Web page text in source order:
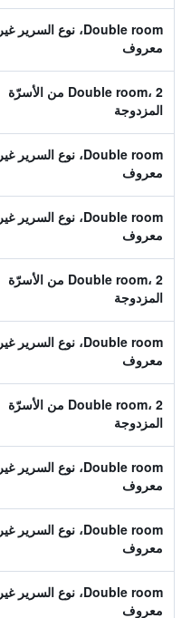
Double room، نوع السرير غير
معروف
Double room، 2 من الأسرّة
المزدوجة
Double room، نوع السرير غير
معروف
Double room، نوع السرير غير
معروف
Double room، 2 من الأسرّة
المزدوجة
Double room، نوع السرير غير
معروف
Double room، 2 من الأسرّة
المزدوجة
Double room، نوع السرير غير
معروف
Double room، نوع السرير غير
معروف
Double room، نوع السرير غير
معروف